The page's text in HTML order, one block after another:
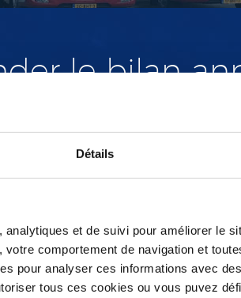
Détails
et de suivi pour améliorer le
comportement de navigation et
pour analyser ces informations avec
tous ces cookies ou vous puvez
le bilan